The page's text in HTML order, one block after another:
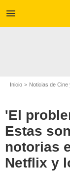
menu
Inicio Noticias de Cine
'El
Estas
notorias
Netflix y